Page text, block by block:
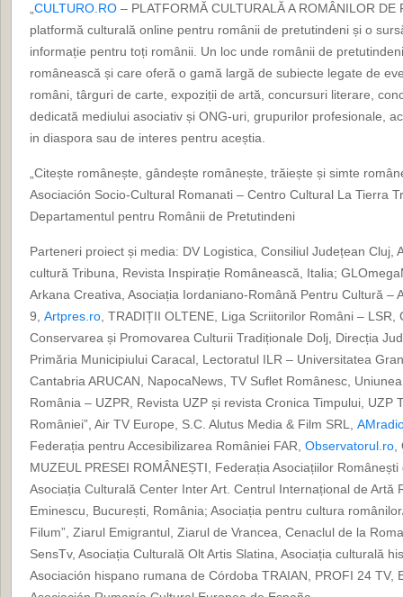
CULTURO.RO – PLATFORMĂ CULTURALĂ A ROMÂNILOR DE
platformă culturală online pentru românii de pretutindeni și o
informație pentru toți românii. Un loc unde românii de
românească și care oferă o gamă largă de subiecte legate de
români, târguri de carte, expoziții de artă, concursuri literare,
dedicată mediului asociativ și ONG-uri, grupurilor profesionale,
in diaspora sau de interes pentru aceștia.
„Citește românește, gândește românește, trăiește și simte
Asociación Socio-Cultural Romanati – Centro Cultural La Tierra
Departamentul pentru Românii de Pretutindeni
Parteneri proiect și media: DV Logistica, Consiliul Județean Cluj,
cultură Tribuna, Revista Inspirație Românească, Italia;
Arkana Creativa, Asociația Iordaniano-Română Pentru Cultură –
9, Artpres.ro , TRADIȚII OLTENE, Liga Scriitorilor Români –
Conservarea și Promovarea Culturii Tradiționale Dolj, Direcția
Primăria Municipiului Caracal, Lectoratul ILR – Universitatea
Cantabria ARUCAN, NapocaNews, TV Suflet Românesc,
România – UZPR, Revista UZP și revista Cronica Timpului, UZP
României”, Air TV Europe, S.C. Alutus Media & Film SRL,
Federația pentru Accesibilizarea României FAR, Observatorul.ro
MUZEUL PRESEI ROMÂNEȘTI, Federația Asociațiilor
Asociația Culturală Center Inter Art. Centrul Internațional de Artă
Eminescu, București, România; Asociația pentru cultura
Filum”, Ziarul Emigrantul, Ziarul de Vrancea, Cenaclul de la
SensTv, Asociația Culturală Olt Artis Slatina, Asociația culturală
Asociación hispano rumana de Córdoba TRAIAN, PROFI 24 TV,